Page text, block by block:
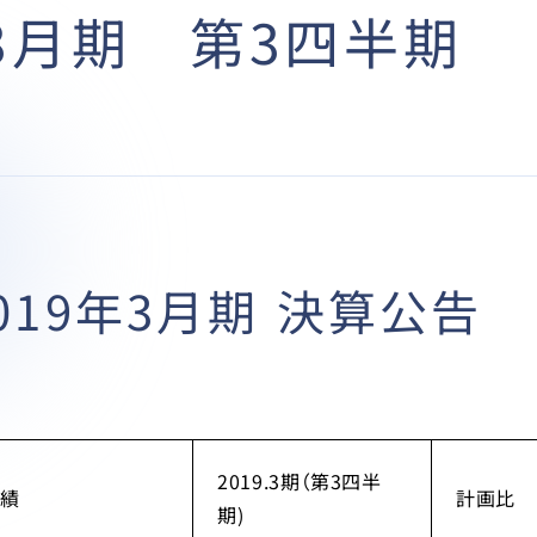
期 第3四半期
年3月期 決算公告
2019.3期（第3四半
期)
計画比